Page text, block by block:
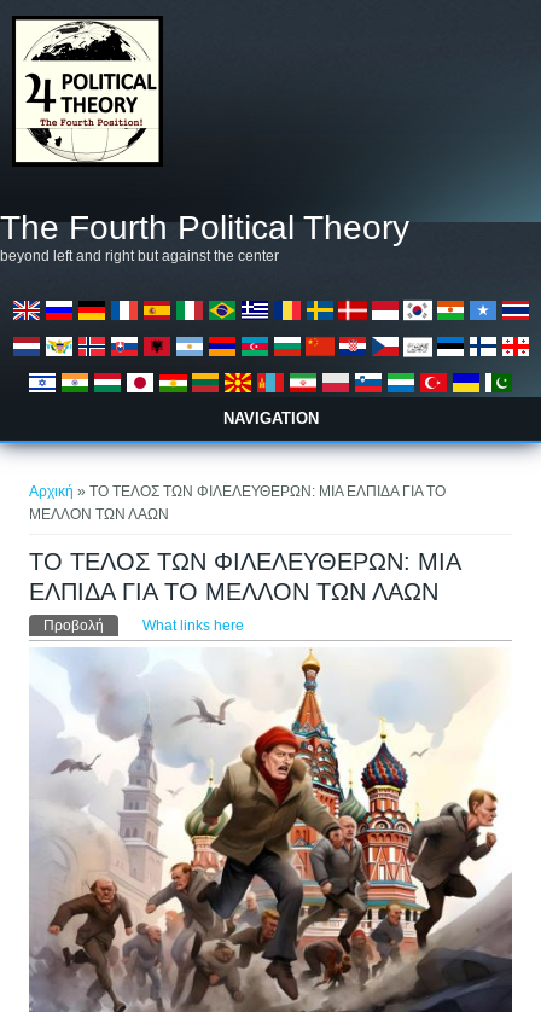
The Fourth Political Theory
beyond left and right but against the center
NAVIGATION
Αρχική » ΤΟ ΤΕΛΟΣ ΤΩΝ ΦΙΛΕΛΕΥΘΕΡΩΝ: ΜΙΑ ΕΛΠΙΔΑ ΓΙΑ ΤΟ
ΜΕΛΛΟΝ ΤΩΝ ΛΑΩΝ
ΤΟ ΤΕΛΟΣ ΤΩΝ ΦΙΛΕΛΕΥΘΕΡΩΝ: ΜΙΑ
ΕΛΠΙΔΑ ΓΙΑ ΤΟ ΜΕΛΛΟΝ ΤΩΝ ΛΑΩΝ
Πρωτεύουσες καρτέλες
Προβολή (ενεργή καρτέλα)
What links here